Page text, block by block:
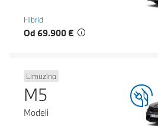
Hibrid
Od 69.900 €
Limuzina
M5
Modeli